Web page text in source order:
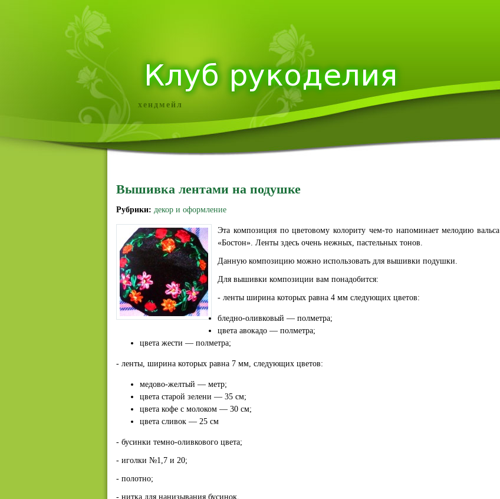
хендмейл
Вышивка лентами на подушке
Рубрики: декор и оформление
Эта композиция по цветовому колориту чем-то напоминает мелодию вальса
«Бостон». Ленты здесь очень нежных, пастельных тонов.
Данную композицию можно использовать для вышивки подушки.
Для вышивки композиции вам понадобится:
- ленты ширина которых равна 4 мм следующих цветов:
бледно-оливковый — полметра;
цвета авокадо — полметра;
цвета жести — полметра;
- ленты, ширина которых равна 7 мм, следующих цветов:
медово-желтый — метр;
цвета старой зелени — 35 см;
цвета кофе с молоком — 30 см;
цвета сливок — 25 см
- бусинки темно-оливкового цвета;
- иголки №1,7 и 20;
- полотно;
- нитка для нанизывания бусинок.